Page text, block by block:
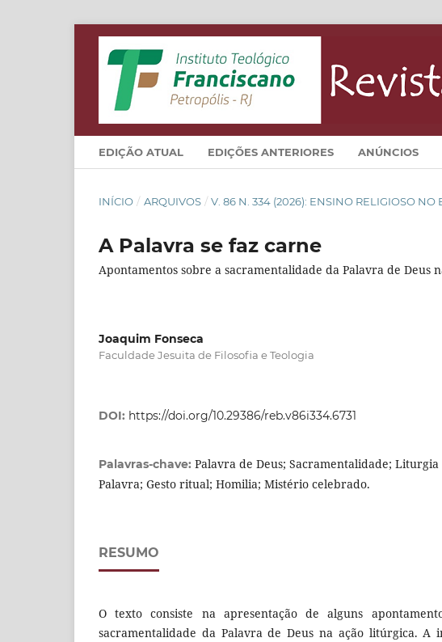
EDIÇÃO ATUAL EDIÇÕES ANTERIORES ANÚNCIOS
INÍCIO / ARQUIVOS / V. 86 N. 334 (2026): ENSINO RELIGIOSO NO
A Palavra se faz carne
Apontamentos sobre a sacramentalidade da Palavra de Deus
Joaquim Fonseca
Faculdade Jesuita de Filosofia e Teologia
DOI: https://doi.org/10.29386/reb.v86i334.6731
Palavras-chave: Palavra de Deus; Sacramentalidade; Liturgia
Palavra; Gesto ritual; Homilia; Mistério celebrado.
RESUMO
O texto consiste na apresentação de alguns
sacramentalidade da Palavra de Deus na ação litúrgica. A